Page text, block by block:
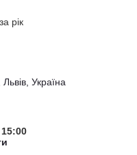
рік
Україна